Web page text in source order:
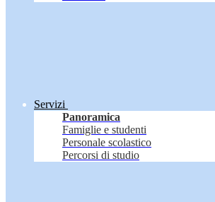
Servizi
Panoramica
Famiglie e studenti
Personale scolastico
Percorsi di studio